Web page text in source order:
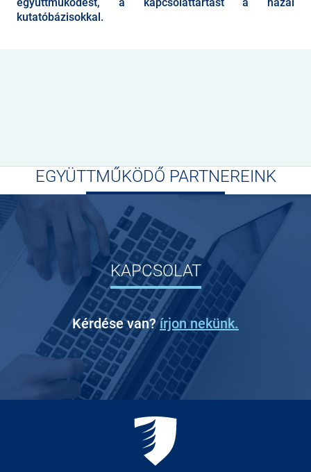
kutatóbázisokkal.
EGYÜTTMŰKÖDŐ PARTNEREINK
KAPCSOLAT
Kérdése van?írjon nekünk.